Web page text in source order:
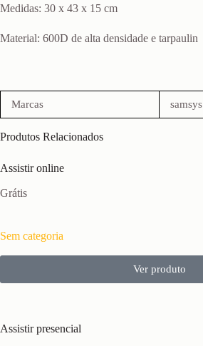
Medidas: 30 x 43 x 15 cm
Material: 600D de alta densidade e tarpaulin
Marcas samsys
Produtos Relacionados
Assistir online
Grátis
Sem categoria
Ver produto
Assistir presencial